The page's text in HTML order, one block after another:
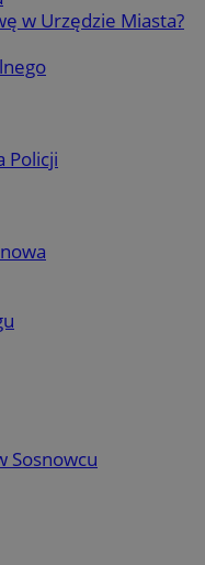
w Urzędzie Miasta?
Policji
Sosnowcu